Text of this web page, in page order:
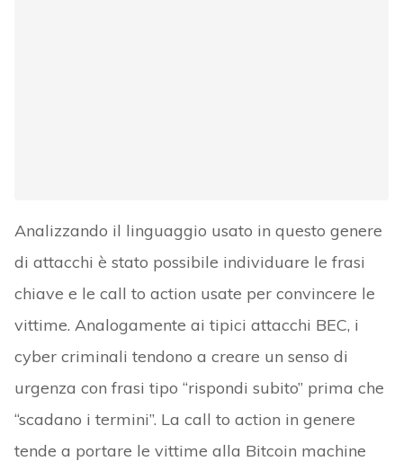
Analizzando il linguaggio usato in questo genere
di attacchi è stato possibile individuare le frasi
chiave e le call to action usate per convincere le
vittime. Analogamente ai tipici attacchi BEC, i
cyber criminali tendono a creare un senso di
urgenza con frasi tipo “rispondi subito” prima che
“scadano i termini”. La call to action in genere
tende a portare le vittime alla Bitcoin machine